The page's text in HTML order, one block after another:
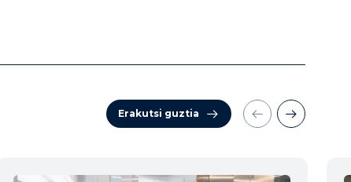
Erakutsi guztia